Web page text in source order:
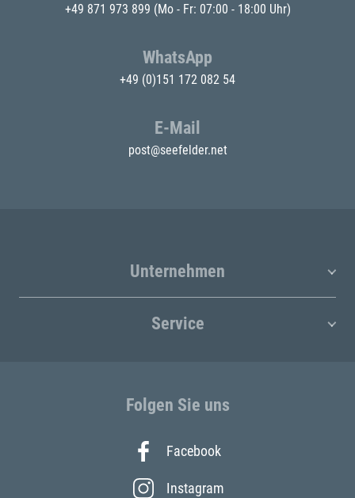
+49 871 973 899 (Mo - Fr: 07:00 - 18:00 Uhr)
WhatsApp
+49 (0)151 172 082 54
E-Mail
post@seefelder.net
Unternehmen
Service
Folgen Sie uns
Facebook
Instagram